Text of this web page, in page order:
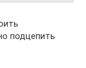
подцепить